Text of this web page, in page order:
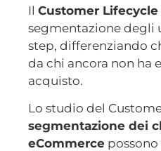
Il Customer Lifecycle
segmentazione degli
step, differenziando
da chi ancora non ha
acquisto.
Lo studio del
segmentazione dei
eCommerce